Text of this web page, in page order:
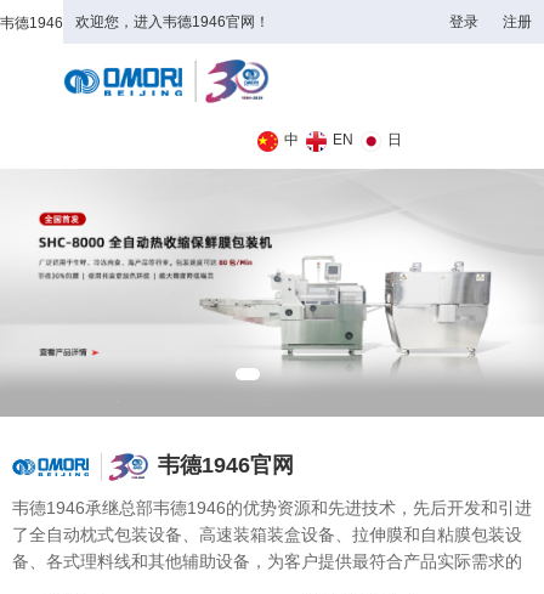
韦德1946 欢迎您，进入韦德1946官网！ 登录 注册
中 EN 日
韦德1946官网
韦德1946承继总部韦德1946的优势资源和先进技术，先后开发和引进
了全自动枕式包装设备、高速装箱装盒设备、拉伸膜和自粘膜包装设
备、各式理料线和其他辅助设备，为客户提供最符合产品实际需求的